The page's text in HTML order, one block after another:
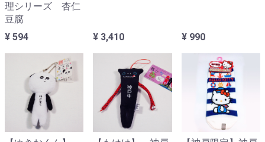
理シリーズ 杏仁
豆腐
¥ 594
¥ 3,410 ¥ 990